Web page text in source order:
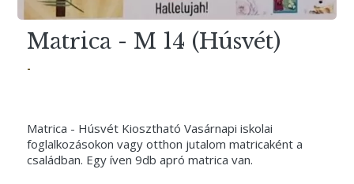
Matrica - M 14 (Húsvét)
-
Matrica - Húsvét Kiosztható Vasárnapi iskolai
foglalkozásokon vagy otthon jutalom matricaként a
családban. Egy íven 9db apró matrica van.